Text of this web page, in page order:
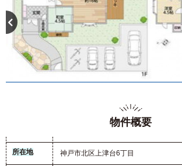
物件概要
所在地 神戸市北区上津台6丁目